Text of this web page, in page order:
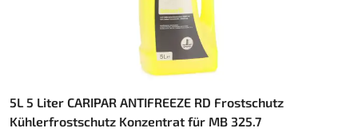
5L 5 Liter CARIPAR ANTIFREEZE RD Frostschutz
Kühlerfrostschutz Konzentrat für MB 325.7